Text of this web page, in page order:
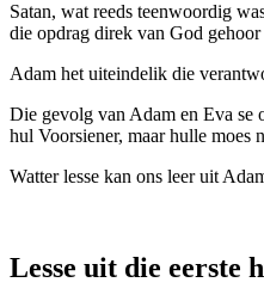
Satan, wat reeds teenwoordig
die opdrag direk van God
Adam het uiteindelik die
Die gevolg van Adam en Eva se
hul Voorsiener, maar hulle
Watter lesse kan ons leer uit
Lesse uit die eerste